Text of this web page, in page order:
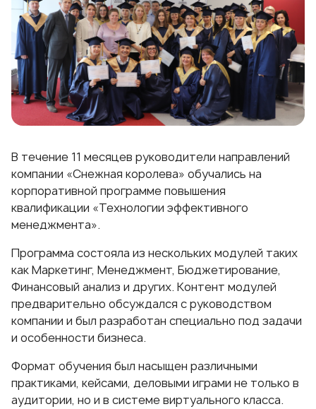
В течение 11 месяцев руководители направлений
компании «Снежная королева» обучались на
корпоративной программе повышения
квалификации «Технологии эффективного
менеджмента».
Программа состояла из нескольких модулей таких
как Маркетинг, Менеджмент, Бюджетирование,
Финансовый анализ и других. Контент модулей
предварительно обсуждался с руководством
компании и был разработан специально под задачи
и особенности бизнеса.
Формат обучения был насыщен различными
практиками, кейсами, деловыми играми не только в
аудитории, но и в системе виртуального класса.